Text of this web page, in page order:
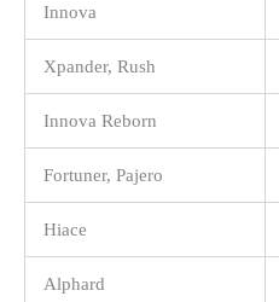
Innova
Xpander, Rush
Innova Reborn
Fortuner, Pajero
Hiace
Alphard